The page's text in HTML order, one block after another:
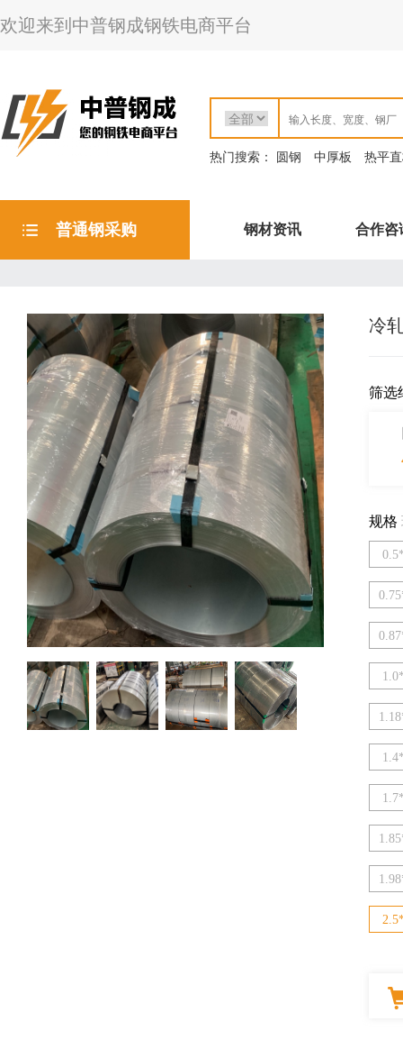
欢迎来到中普钢成钢铁电商平台
热门搜索： 圆钢 中厚板 热平
普通钢采购 钢材资讯 合作咨
冷
筛选
规格